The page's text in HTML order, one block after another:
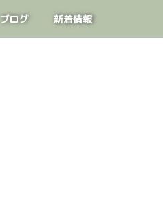
ブログ 新着情報